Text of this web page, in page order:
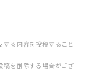
る内容を投稿すること
稿を削除する場合がござ